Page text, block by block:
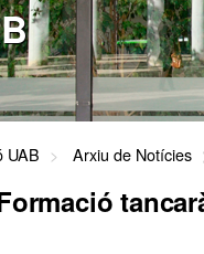
UAB Arxiu de Notícies